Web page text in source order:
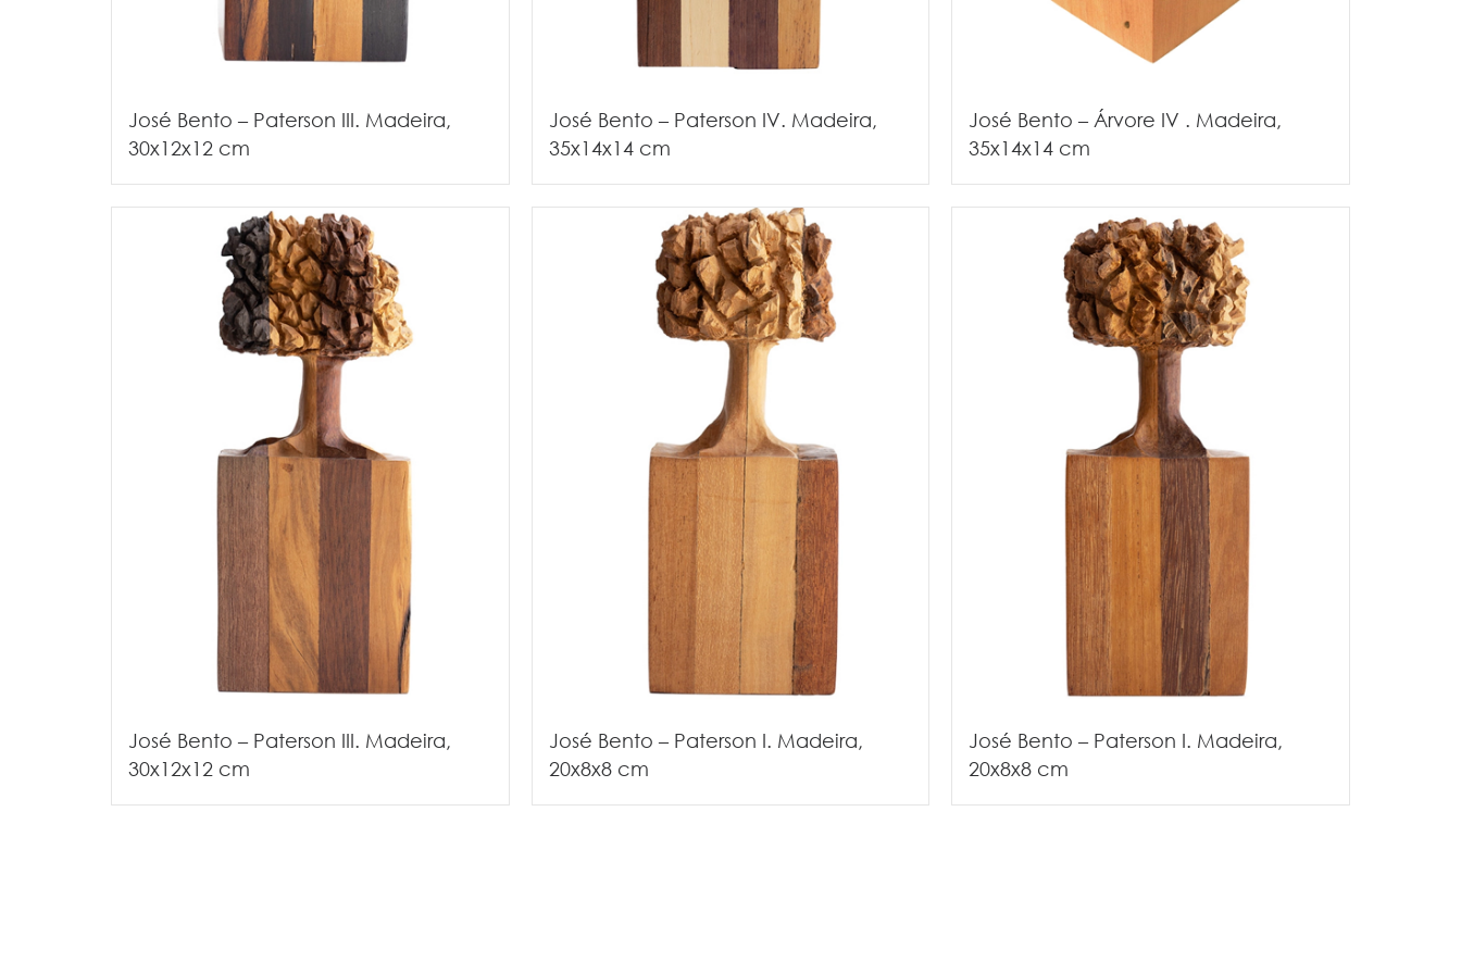
José Bento – Paterson III. Madeira,
30x12x12 cm
José Bento – Paterson IV. Madeira,
35x14x14 cm
José Bento – Árvore IV . Madeira,
35x14x14 cm
José Bento – Paterson III. Madeira,
30x12x12 cm
José Bento – Paterson I. Madeira,
20x8x8 cm
José Bento – Paterson I. Madeira,
20x8x8 cm